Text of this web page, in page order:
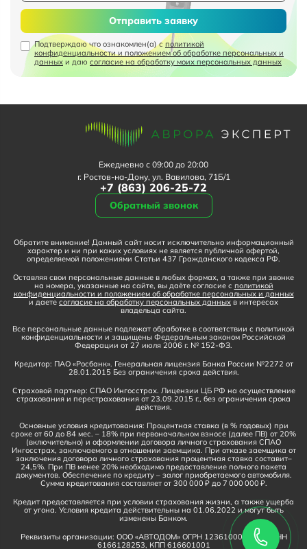
Подтверждаю что ознакомлен(а) сполитикой
конфиденциальности и положением об обработке персональных и
данных и даю согласие на обработку моих персональных данных
Отправить заявку
Ежедневно с 09:00 до 20:00
г. Ростов-на-Дону, ул. Вавилова, 71Б/1
+7 (863) 206-25-72
Обратный звонок
Обратите внимание! Данный сайт носит исключительно информационный
характер и ни при каких условиях не является публичной офертой,
определяемой положениями Статьи 437 Гражданского кодекса РФ.
Оставляя свои персональные данные в любых формах, а также при звонке
на номера, указанные на сайте, вы даёте согласие с политикой
конфиденциальности и положением об обработке персональных и данных
и даете согласие на обработку персональных данных в интересах
владельца сайта.
Все персональные данные подлежат обработке в соответствии с политикой
конфиденциальности и защищены Федеральным законом Российской
Федерации от 27 июля 2006 г. № 152-ФЗ.
Кредитор: ПАО «Росбанк». Генеральная лицензия Банка России №2272 от
28.01.2015 Без ограничения срока действия.
Страховой партнер: СПАО Ингосстрах. Лицензии ЦБ РФ на осуществление
страхования и перестрахования от 23.09.2015 г., без ограничения срока
действия.
Основные условия кредитования: Процентная ставка (в % годовых) при
сроке от 60 до 84 мес. – 18% при первоначальном взносе (далее ПВ) от 20%
(включительно) и оформлении договора личного страхования СПАО
Ингосстрах, заключаемого в отношении заемщика. При отказе заемщика от
заключения договора личного страхования процентная ставка составит–
24,5%. При ПВ менее 20% необходимо предоставление полного пакета
документов. Обеспечение по кредиту – залог приобретаемого автомобиля.
Сумма кредитования составляет от 300 000 ₽ до 7 000 000 ₽.
Кредит предоставляется при условии страхования жизни, а также ущерба
от угона. Условия кредита действительны на 01.06.2022 и могут быть
изменены Банком.
Реквизиты организации: ООО «АВТОДОМ» ОГРН 1236100016910, ИНН
6166128253, КПП 616601001